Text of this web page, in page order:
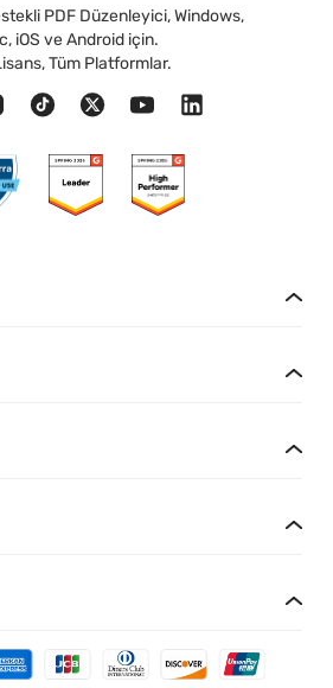
PDF Düzenleyici, Windows,
iOS ve Android için.
Tüm Platformlar.